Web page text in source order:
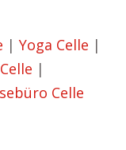
| Yoga Celle |
|
Celle